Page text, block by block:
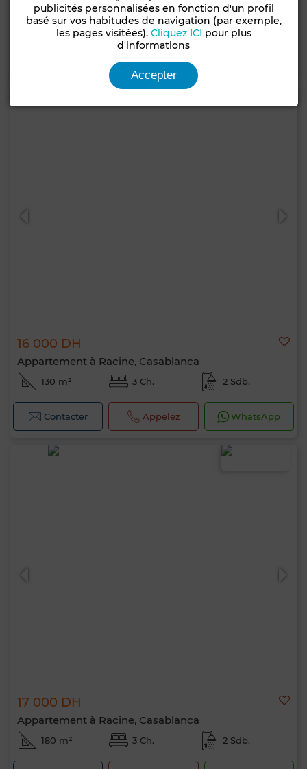
180 m² 3 Ch. 3 Sdb.
16 000 DH
Appartement à Racine, Casablanca
130 m² 3 Ch. 2 Sdb.
Contacter Appelez WhatsApp
17 000 DH
Appartement à Racine, Casablanca
180 m² 3 Ch. 2 Sdb.
publicités personnalisées en fonction d'un profil
basé sur vos habitudes de navigation (par exemple,
les pages visitées). Cliquez ICI pour plus
d'informations
Accepter